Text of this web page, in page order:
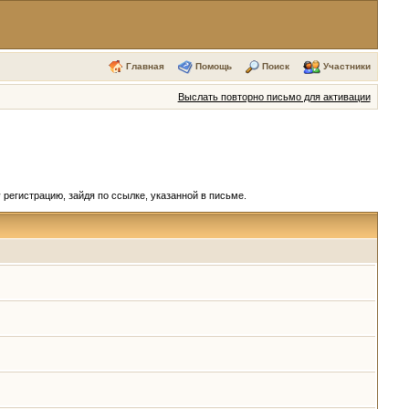
Главная Помощь Поиск Участники
Выслать повторно письмо для активации
зайдя по ссылке, указанной в письме.